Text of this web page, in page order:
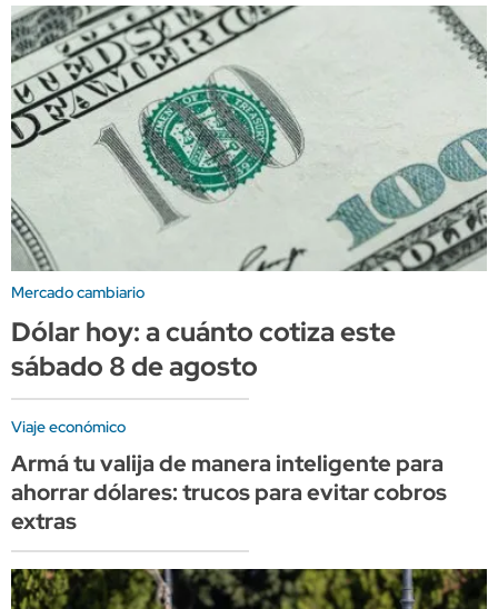
Mercado cambiario
Dólar hoy: a cuánto cotiza este
sábado 8 de agosto
Viaje económico
Armá tu valija de manera inteligente para
ahorrar dólares: trucos para evitar cobros
extras